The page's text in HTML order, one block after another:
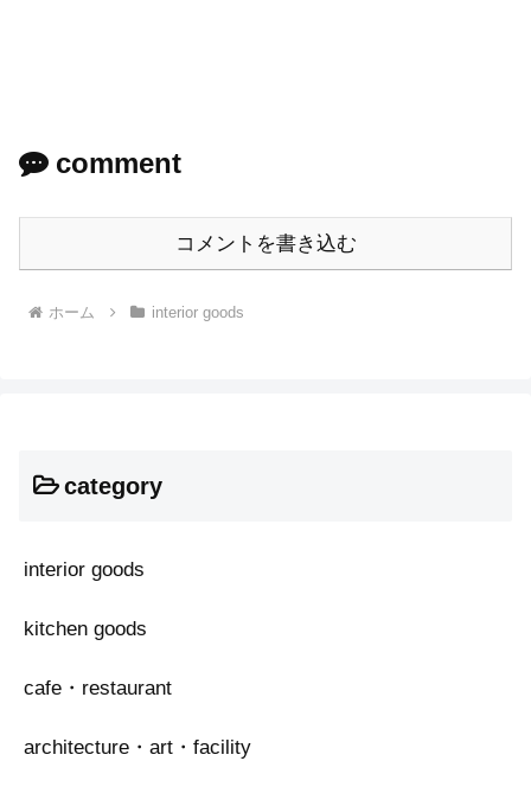
comment
コメントを書き込む
ホーム interior goods
category
interior goods
kitchen goods
cafe・restaurant
architecture・art・facility